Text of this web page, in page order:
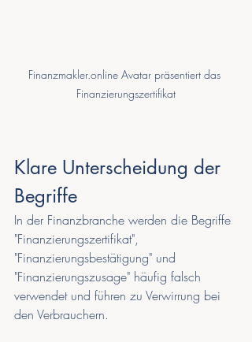
Finanzmakler.online Avatar präsentiert das
Finanzierungszertifikat
Klare Unterscheidung der
Begriffe
In der Finanzbranche werden die Begriffe
"Finanzierungszertifikat",
"Finanzierungsbestätigung" und
"Finanzierungszusage" häufig falsch
verwendet und führen zu Verwirrung bei
den Verbrauchern.